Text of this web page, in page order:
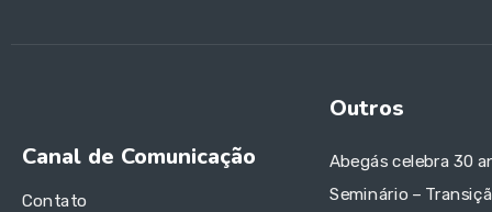
Canal de Comunicação
Contato
Outros
Abegás celebra 30
Seminário –